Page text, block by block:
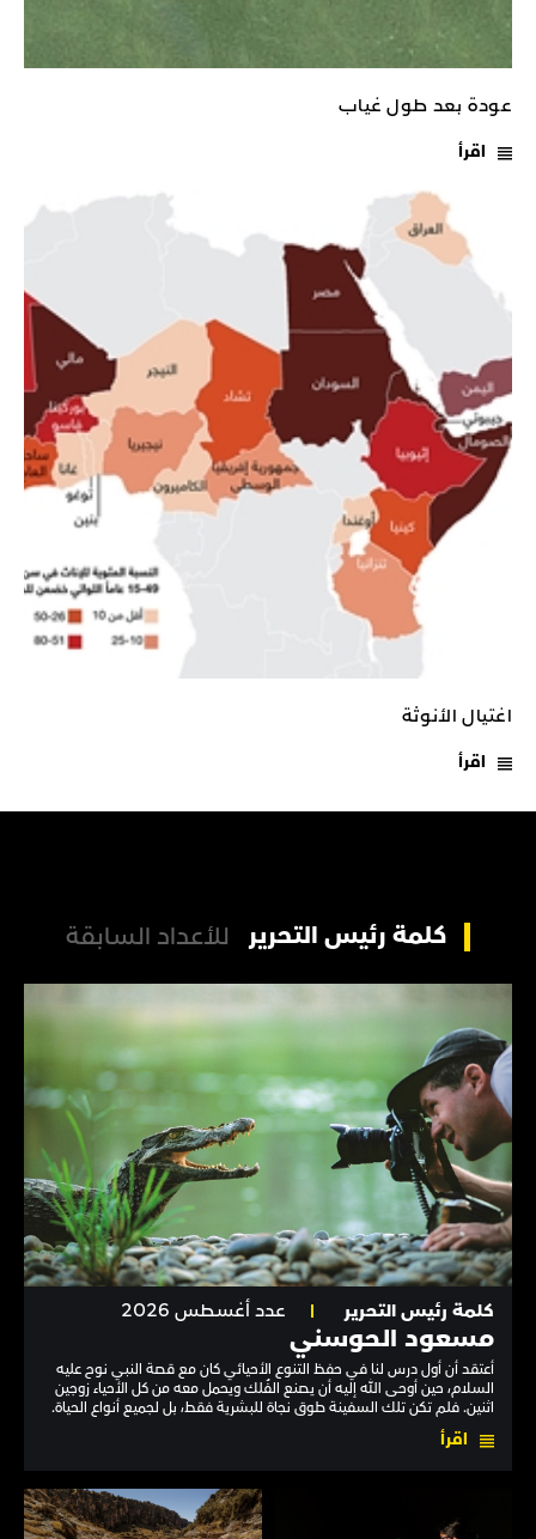
عودة بعد طول غياب
اقرأ
اغتيال‭ ‬الأنوثة
اقرأ
كلمة رئيس التحرير للأعداد السابقة
كلمة رئيس التحرير عدد أغسطس 2026
مسعود الحوسني
أعتقد أن أول درس لنا في حفظ التنوع الأحيائي كان مع قصة النبي نوح عليه
السلام، حين أوحى الله إليه أن يصنع الفُلك ويحمل معه من كل الأحياء زوجين
اثنين. فلم تكن تلك السفينة طوق نجاة للبشرية فقط، بل لجميع أنواع الحياة.
اقرأ